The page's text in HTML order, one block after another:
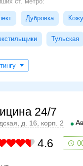
Дубровка
Тульская
24/7
д. 16, корп. 2
4.6